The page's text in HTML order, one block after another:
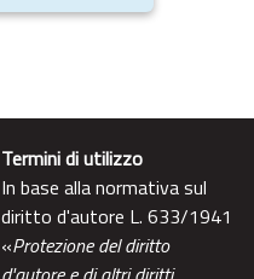
Termini di utilizzo
In base alla normativa sul
diritto d'autore L. 633/1941
«Protezione del diritto